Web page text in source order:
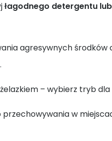
łagodnego detergentu
agresywnych
– wybierz tryb
przechowywania w